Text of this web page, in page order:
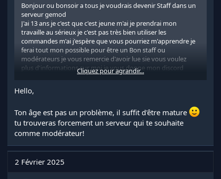
Bonjour ou bonsoir a tous je voudrais devenir Staff dans un
serveur gemod
J'ai 13 ans je c'est que c'est jeune m'ai je prendrai mon
travaille au sérieux je c'est pas très bien utiliser les
commandes m'ai j'espère que vous pourriez m'apprendre je
ferai tout mon possible pour être un Bon staff ou
modérateurs je vous remercie d'avoir lue sie vous voulez
plus d'informations sur moi je vous donne mon discord
Cliquez pour agrandir...
Hello,
Ton âge est pas un problème, il suffit d'être mature
tu trouveras forcement un serveur qui te souhaite
comme modérateur!
2 Février 2025